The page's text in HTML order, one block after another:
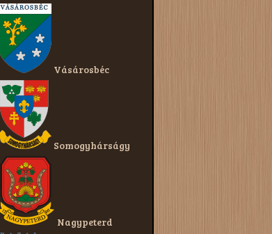
Vásárosbéc
Somogyhárságy
Nagypeterd